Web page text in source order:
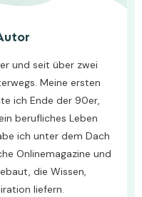
und seit über zwei
Meine ersten
ich Ende der 90er,
berufliches Leben
ich unter dem Dach
Onlinemagazine und
die Wissen,
liefern.